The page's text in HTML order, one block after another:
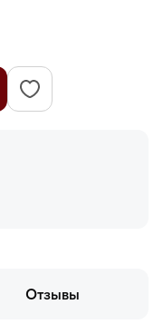
Отзывы